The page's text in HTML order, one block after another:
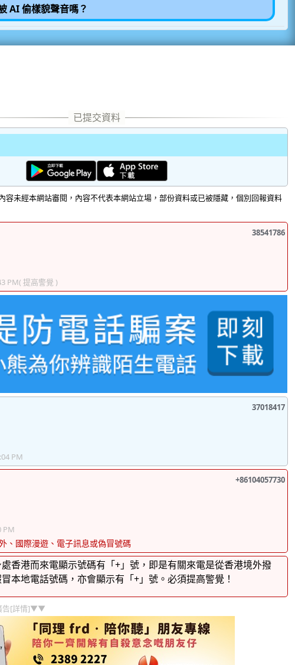
AI 偷樣貌聲音嗎？
容未經本網站審閱，內容不代表本網站立場，部份資料或已被隱藏，個別回報資料
38541786
PM( 提高警覺 )
37018417
PM
+86104057730
PM
、國際漫遊、電子訊息或偽冒號碼
香港而來電顯示號碼有「+」號，即是有關來電是從香港境外撥
本地電話號碼，亦會顯示有「+」號。必須提高警覺！
告[詳情]▼▼